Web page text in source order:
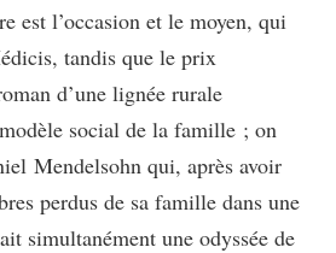
est l’occasion et le moyen, qui
tandis que le prix
d’une lignée rurale
social de la famille ; on
Mendelsohn qui, après avoir
perdus de sa famille dans une
simultanément une odyssée de